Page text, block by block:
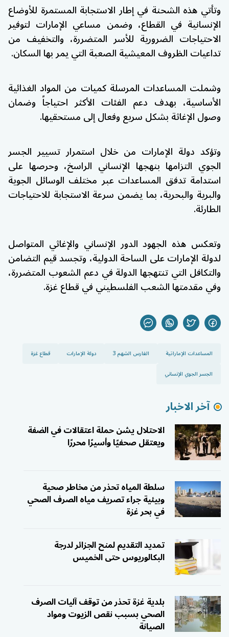
وتأتي هذه الشحنة في إطار الاستجابة المستمرة للأوضاع
الإنسانية في القطاع، وضمن مساعي الإمارات لتوفير
الاحتياجات الضرورية للأسر المتضررة، والتخفيف من
تداعيات الظروف المعيشية الصعبة التي يمر بها السكان.
وشملت المساعدات المرسلة كميات من المواد الغذائية
الأساسية، بهدف دعم الفئات الأكثر احتياجاً وضمان
وصول الإغاثة بشكل سريع وفعال إلى مستحقيها.
وتؤكد دولة الإمارات من خلال استمرار تسيير الجسر
الجوي التزامها بنهجها الإنساني الراسخ، وحرصها على
استدامة تدفق المساعدات عبر مختلف الوسائل الجوية
والبرية والبحرية، بما يضمن سرعة الاستجابة للاحتياجات
الطارئة.
وتعكس هذه الجهود الدور الإنساني والإغاثي المتواصل
لدولة الإمارات على الساحة الدولية، وتجسد قيم التضامن
والتكافل التي تنتهجها الدولة في دعم الشعوب المتضررة،
وفي مقدمتها الشعب الفلسطيني في قطاع غزة.
المساعدات الإماراتية الفارس الشهم 3 دولة الإمارات
قطاع غزة
الجسر الجوي الإنساني
آخر الاخبار
الاحتلال يشن حملة اعتقالات في الضفة
ويعتقل صحفيًا وأسيرًا محررًا
سلطة المياه تحذر من مخاطر صحية
وبيئية جراء تصريف مياه الصرف الصحي
في بحر غزة
تمديد التقديم لمنح الجزائر لدرجة
البكالوريوس حتى الخميس
بلدية غزة تحذر من توقف آليات الصرف
الصحي بسبب نقص الزيوت ومواد
الصيانة